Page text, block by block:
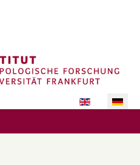
Sprache